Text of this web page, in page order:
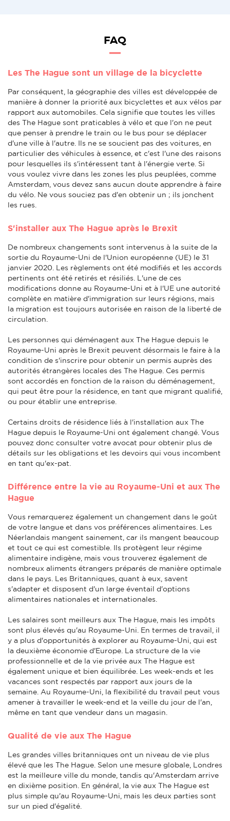
FAQ
Les The Hague sont un village de la bicyclette
Par conséquent, la géographie des villes est développée de
manière à donner la priorité aux bicyclettes et aux vélos par
rapport aux automobiles. Cela signifie que toutes les villes
des The Hague sont praticables à vélo et que l'on ne peut
que penser à prendre le train ou le bus pour se déplacer
d'une ville à l'autre. Ils ne se soucient pas des voitures, en
particulier des véhicules à essence, et c'est l'une des raisons
pour lesquelles ils s'intéressent tant à l'énergie verte. Si
vous voulez vivre dans les zones les plus peuplées, comme
Amsterdam, vous devez sans aucun doute apprendre à faire
du vélo. Ne vous souciez pas d'en obtenir un ; ils jonchent
les rues.
S'installer aux The Hague après le Brexit
De nombreux changements sont intervenus à la suite de la
sortie du Royaume-Uni de l'Union européenne (UE) le 31
janvier 2020. Les règlements ont été modifiés et les accords
pertinents ont été retirés et résiliés. L'une de ces
modifications donne au Royaume-Uni et à l'UE une autorité
complète en matière d'immigration sur leurs régions, mais
la migration est toujours autorisée en raison de la liberté de
circulation.
Les personnes qui déménagent aux The Hague depuis le
Royaume-Uni après le Brexit peuvent désormais le faire à la
condition de s'inscrire pour obtenir un permis auprès des
autorités étrangères locales des The Hague. Ces permis
sont accordés en fonction de la raison du déménagement,
qui peut être pour la résidence, en tant que migrant qualifié,
ou pour établir une entreprise.
Certains droits de résidence liés à l'installation aux The
Hague depuis le Royaume-Uni ont également changé. Vous
pouvez donc consulter votre avocat pour obtenir plus de
détails sur les obligations et les devoirs qui vous incombent
en tant qu'ex-pat.
Différence entre la vie au Royaume-Uni et aux The
Hague
Vous remarquerez également un changement dans le goût
de votre langue et dans vos préférences alimentaires. Les
Néerlandais mangent sainement, car ils mangent beaucoup
et tout ce qui est comestible. Ils protègent leur régime
alimentaire indigène, mais vous trouverez également de
nombreux aliments étrangers préparés de manière optimale
dans le pays. Les Britanniques, quant à eux, savent
s'adapter et disposent d'un large éventail d'options
alimentaires nationales et internationales.
Les salaires sont meilleurs aux The Hague, mais les impôts
sont plus élevés qu'au Royaume-Uni. En termes de travail, il
y a plus d'opportunités à explorer au Royaume-Uni, qui est
la deuxième économie d'Europe. La structure de la vie
professionnelle et de la vie privée aux The Hague est
également unique et bien équilibrée. Les week-ends et les
vacances sont respectés par rapport aux jours de la
semaine. Au Royaume-Uni, la flexibilité du travail peut vous
amener à travailler le week-end et la veille du jour de l'an,
même en tant que vendeur dans un magasin.
Qualité de vie aux The Hague
Les grandes villes britanniques ont un niveau de vie plus
élevé que les The Hague. Selon une mesure globale, Londres
est la meilleure ville du monde, tandis qu'Amsterdam arrive
en dixième position. En général, la vie aux The Hague est
plus simple qu'au Royaume-Uni, mais les deux parties sont
sur un pied d'égalité.